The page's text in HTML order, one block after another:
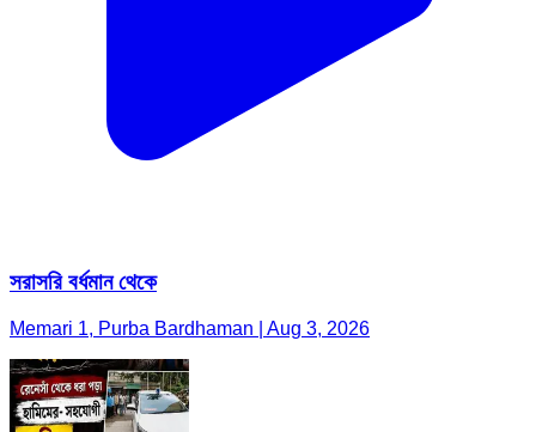
সরাসরি বর্ধমান থেকে
Memari 1, Purba Bardhaman | Aug 3, 2026